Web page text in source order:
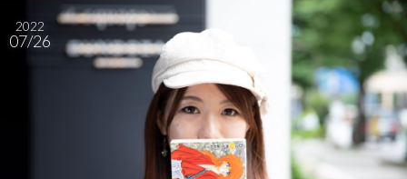
2022
07/26